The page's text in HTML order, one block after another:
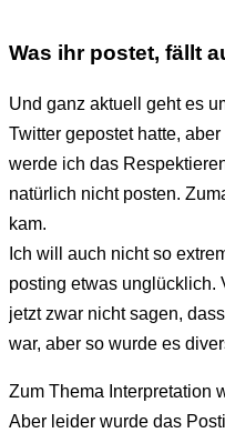
Was ihr postet, fällt
Und ganz aktuell geht es
Twitter gepostet hatte,
werde ich das
natürlich nicht posten.
kam.
Ich will auch nicht so
posting etwas unglücklich.
jetzt zwar nicht sagen,
war, aber so wurde es
Zum Thema Interpretation
Aber leider wurde das